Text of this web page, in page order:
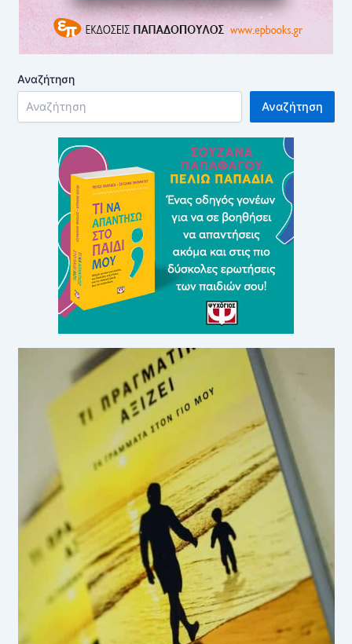
Αναζήτηση
Αναζήτηση